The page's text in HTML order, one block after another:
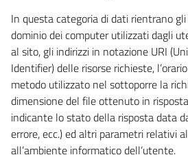
In questa categoria di dati rientrano
dominio dei computer utilizzati dagli
al sito, gli indirizzi in notazione URI
Identifier) delle risorse richieste,
metodo utilizzato nel sottoporre la
dimensione del file ottenuto in
indicante lo stato della risposta data
errore, ecc.) ed altri parametri relativi
all’ambiente informatico dell’utente.